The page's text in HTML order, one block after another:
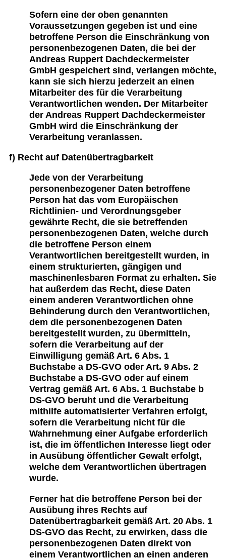
Sofern eine der oben genannten
Voraussetzungen gegeben ist und eine
betroffene Person die Einschränkung von
personenbezogenen Daten, die bei der
Andreas Ruppert Dachdeckermeister
GmbH gespeichert sind, verlangen möchte,
kann sie sich hierzu jederzeit an einen
Mitarbeiter des für die Verarbeitung
Verantwortlichen wenden. Der Mitarbeiter
der Andreas Ruppert Dachdeckermeister
GmbH wird die Einschränkung der
Verarbeitung veranlassen.
f) Recht auf Datenübertragbarkeit
Jede von der Verarbeitung
personenbezogener Daten betroffene
Person hat das vom Europäischen
Richtlinien- und Verordnungsgeber
gewährte Recht, die sie betreffenden
personenbezogenen Daten, welche durch
die betroffene Person einem
Verantwortlichen bereitgestellt wurden, in
einem strukturierten, gängigen und
maschinenlesbaren Format zu erhalten. Sie
hat außerdem das Recht, diese Daten
einem anderen Verantwortlichen ohne
Behinderung durch den Verantwortlichen,
dem die personenbezogenen Daten
bereitgestellt wurden, zu übermitteln,
sofern die Verarbeitung auf der
Einwilligung gemäß Art. 6 Abs. 1
Buchstabe a DS-GVO oder Art. 9 Abs. 2
Buchstabe a DS-GVO oder auf einem
Vertrag gemäß Art. 6 Abs. 1 Buchstabe b
DS-GVO beruht und die Verarbeitung
mithilfe automatisierter Verfahren erfolgt,
sofern die Verarbeitung nicht für die
Wahrnehmung einer Aufgabe erforderlich
ist, die im öffentlichen Interesse liegt oder
in Ausübung öffentlicher Gewalt erfolgt,
welche dem Verantwortlichen übertragen
wurde.
Ferner hat die betroffene Person bei der
Ausübung ihres Rechts auf
Datenübertragbarkeit gemäß Art. 20 Abs. 1
DS-GVO das Recht, zu erwirken, dass die
personenbezogenen Daten direkt von
einem Verantwortlichen an einen anderen